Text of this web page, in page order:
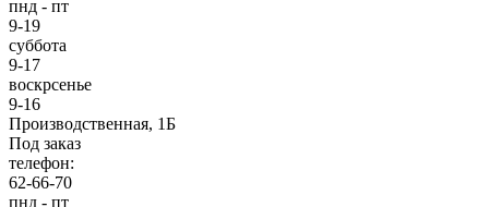
пнд - пт
9-19
суббота
9-17
воскрсенье
9-16
Производственная, 1Б
Под заказ
телефон:
62-66-70
пнд - пт